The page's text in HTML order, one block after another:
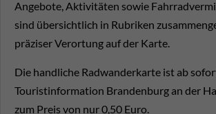
Angebote, Aktivitäten sowie
sind übersichtlich in Rubriken
präziser Verortung auf der Karte.
Die handliche Radwanderkarte ist ab
Touristinformation Brandenburg an der
zum Preis von nur 0,50 Euro.